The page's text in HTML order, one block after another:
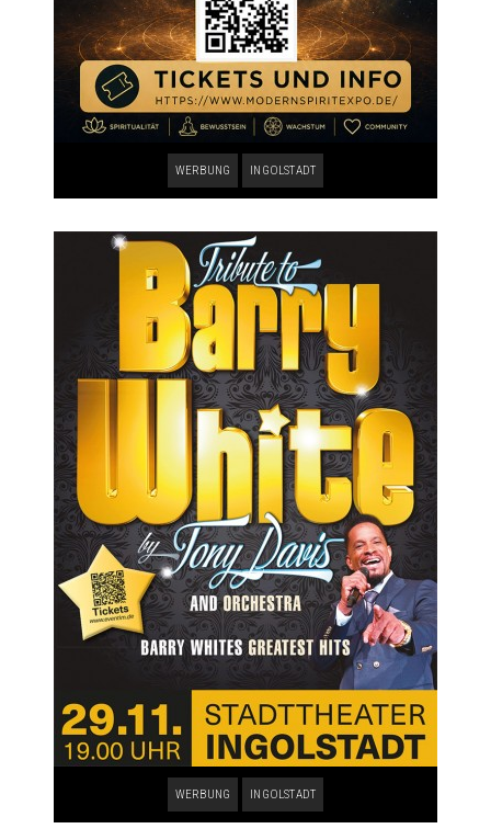
WERBUNG INGOLSTADT
WERBUNG INGOLSTADT